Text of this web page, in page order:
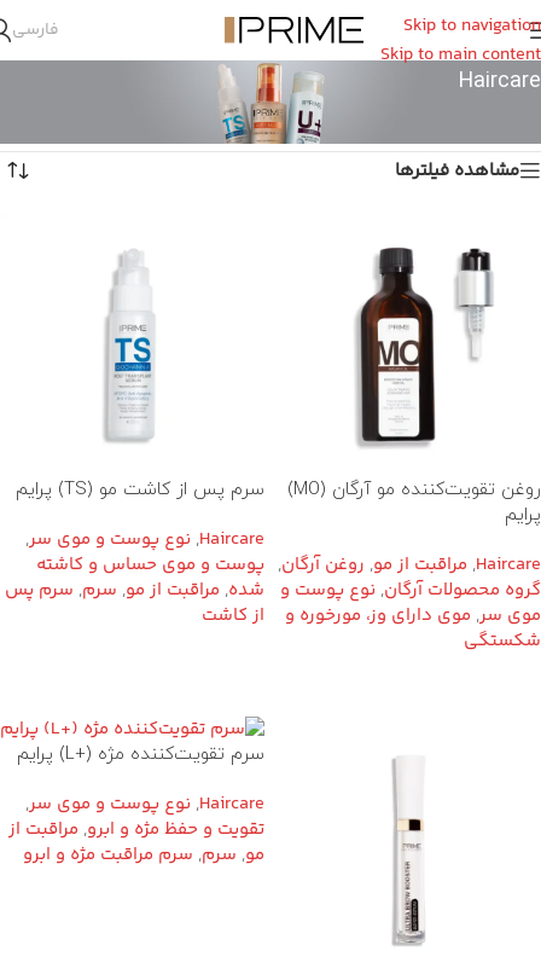
Skip to navigation
Skip to main content
فارسی
Haircare
Haircare
مشاهده فیلترها
روغن تقویت‌کننده مو آرگان (MO)
پرایم
Haircare
, مراقبت از مو, روغن آرگان,
گروه محصولات آرگان, نوع پوست و
موی سر, موی دارای وز، مورخوره و
شکستگی
سرم پس از کاشت مو (TS) پرایم
Haircare
, نوع پوست و موی سر,
پوست و موی حساس و کاشته
شده, مراقبت از مو, سرم, سرم پس
از کاشت
سرم تقویت‌کننده مژه (+L) پرایم
Haircare
, نوع پوست و موی سر,
تقویت و حفظ مژه و ابرو, مراقبت از
مو, سرم, سرم مراقبت مژه و ابرو